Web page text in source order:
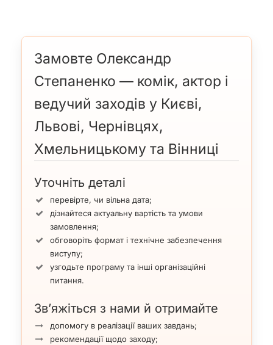
Замовте Олександр
Степаненко — комік, актор і
ведучий заходів у Києві,
Львові, Чернівцях,
Хмельницькому та Вінниці
Уточніть деталі
перевірте, чи вільна дата;
дізнайтеся актуальну вартість та умови
замовлення;
обговоріть формат і технічне забезпечення
виступу;
узгодьте програму та інші організаційні
питання.
Зв’яжіться з нами й отримайте
допомогу в реалізації ваших завдань;
рекомендації щодо заходу;